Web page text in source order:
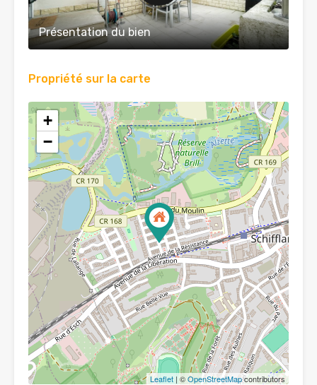
Présentation du bien
Propriété sur la carte
+
−
Leaflet | ©OpenStreetMapcontributors